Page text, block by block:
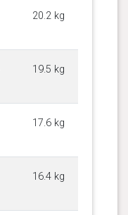
20.2 kg
19.5 kg
17.6 kg
16.4 kg